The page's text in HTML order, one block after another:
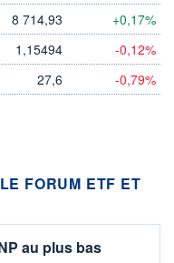
8 714,93 +0,17%
1,15494 -0,12%
27,6 -0,79%
FORUM ETF ET
au plus bas